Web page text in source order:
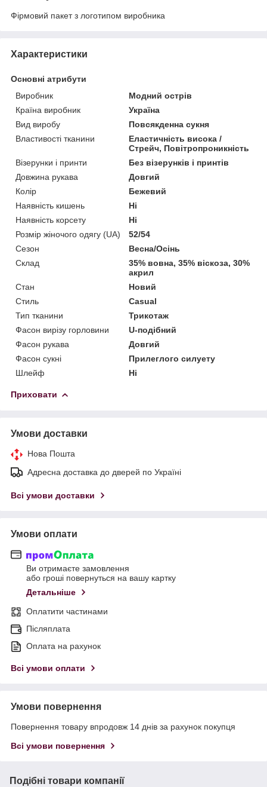
Фірмовий пакет з логотипом виробника
Характеристики
Основні атрибути
Виробник
Модний острів
Країна виробник
Україна
Вид виробу
Повсякденна сукня
Властивості тканини
Еластичність висока /
Стрейч, Повітропроникність
Візерунки і принти
Без візерунків і принтів
Довжина рукава
Довгий
Колір
Бежевий
Наявність кишень
Ні
Наявність корсету
Ні
Розмір жіночого одягу (UA)
52/54
Сезон
Весна/Осінь
Склад
35% вовна, 35% віскоза, 30%
акрил
Стан
Новий
Стиль
Casual
Тип тканини
Трикотаж
Фасон вирізу горловини
U-подібний
Фасон рукава
Довгий
Фасон сукні
Прилеглого силуету
Шлейф
Ні
Приховати
Умови доставки
Нова Пошта
Адресна доставка до дверей по Україні
Всі умови доставки
Умови оплати
Ви отримаєте замовлення
або гроші повернуться на вашу картку
Детальніше
Оплатити частинами
Післяплата
Оплата на рахунок
Всі умови оплати
Умови повернення
Повернення товару впродовж 14 днів за рахунок покупця
Всі умови повернення
Подібні товари компанії